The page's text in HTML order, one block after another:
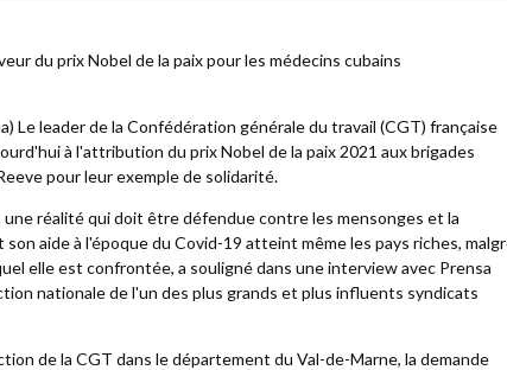
du prix Nobel de la paix pour les médecins cubains
Le leader de la Confédération générale du travail (CGT) française
à l'attribution du prix Nobel de la paix 2021 aux brigades
pour leur exemple de solidarité.
une réalité qui doit être défendue contre les mensonges et la
son aide à l'époque du Covid-19 atteint même les pays riches,
elle est confrontée, a souligné dans une interview avec Prensa
nationale de l'un des plus grands et plus influents syndicats
de la CGT dans le département du Val-de-Marne, la demande